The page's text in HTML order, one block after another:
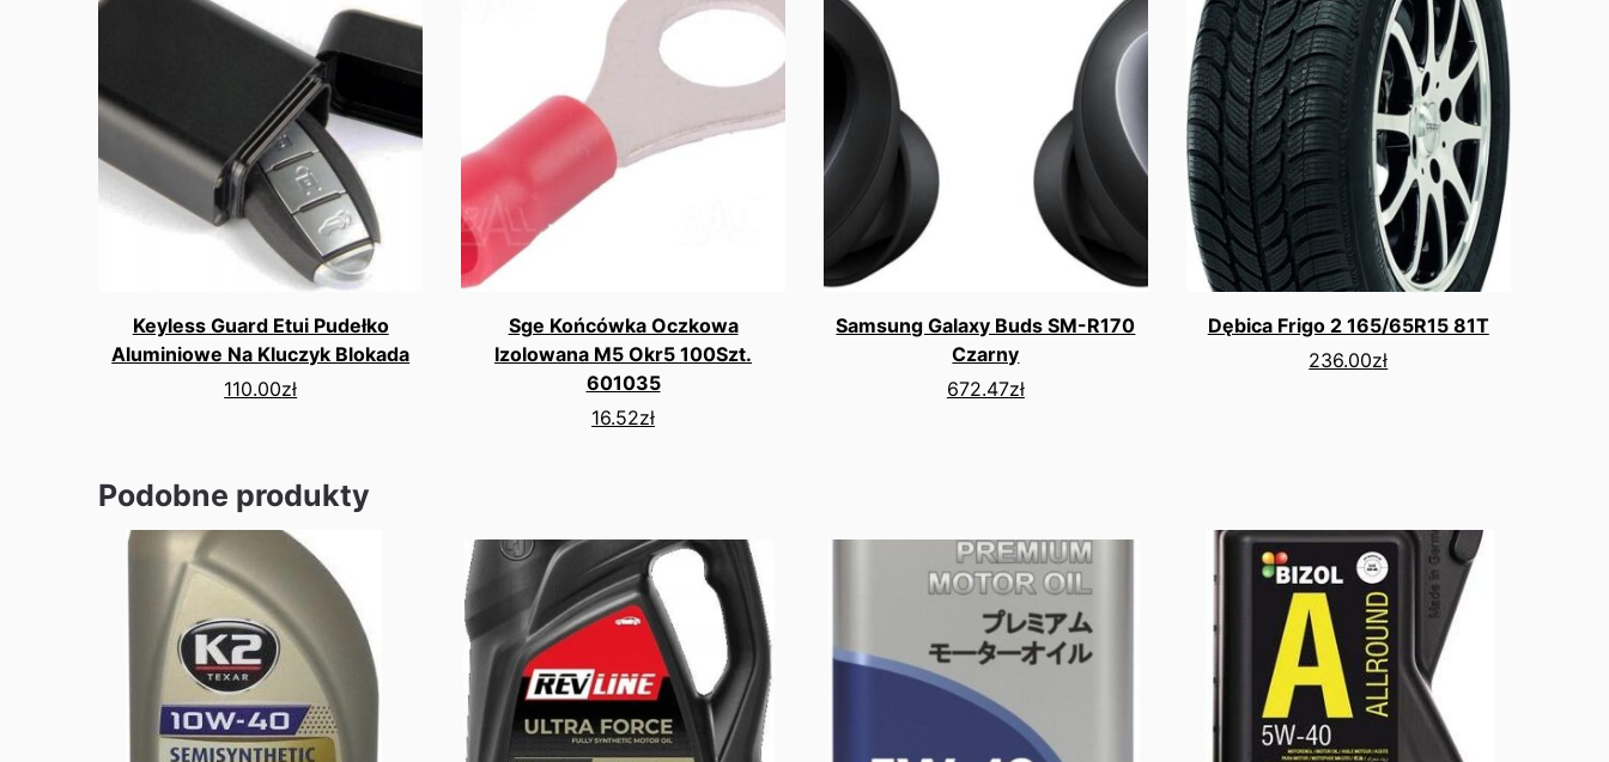
Keyless Guard Etui Pudełko
Aluminiowe Na Kluczyk Blokada
110.00zł
Sge Końcówka Oczkowa
Izolowana M5 Okr5 100Szt.
601035
16.52zł
Samsung Galaxy Buds SM-R170
Czarny
672.47zł
Dębica Frigo 2 165/65R15 81T
236.00zł
Podobne produkty